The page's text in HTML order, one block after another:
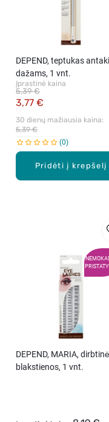
Pridėti į krepšelį
DEPEND, teptukas
dažams, 1 vnt.
Įprastinė kaina
3,77 €
5,39 €
30 dienų mažiausia kaina:
5,39 €
0
DEPEND, MARIA,
blakstienos, 1 vnt.